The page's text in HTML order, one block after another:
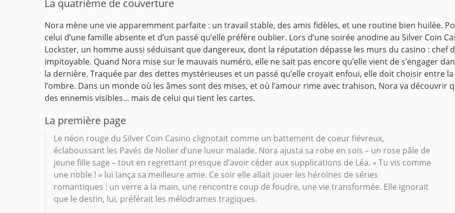
La quatrième de couverture
Nora mène une vie apparemment parfaite : un travail stable, des amis fidèles, et une routine bien huilée.
celui d’une famille absente et d’un passé qu’elle préfère oublier. Lors d’une soirée anodine au Silver Coin
Lockster, un homme aussi séduisant que dangereux, dont la réputation dépasse les murs du casino :
impitoyable. Quand Nora mise sur le mauvais numéro, elle ne sait pas encore qu’elle vient de s’engager
la dernière. Traquée par des dettes mystérieuses et un passé qu’elle croyait enfoui, elle doit choisir entre
l’ombre. Dans un monde où les âmes sont des mises, et où l’amour rime avec trahison, Nora va découvrir
des ennemis visibles... mais de celui qui tient les cartes.
La première page
Le néon rouge du Silver Coin Casino clignotait comme un battement de coeur fiévreux,
éclaboussant les Pavés de Nolier d’une lueur malade. Nora ajusta sa robe en sois – un rose pâle de
jeune fille sage – tout en regrettant presque d’avoir céder aux supplications de Léa. « Tu vis comme
une noble ! » lui lança sa meilleure amie. Ce soir elle allait jouer les héroïnes de séries
romantiques : un verre a la main, une rencontre coup de foudre, une vie transformée. Elle ignorait
que le destin, lui, préférait les mélodrames tragiques.